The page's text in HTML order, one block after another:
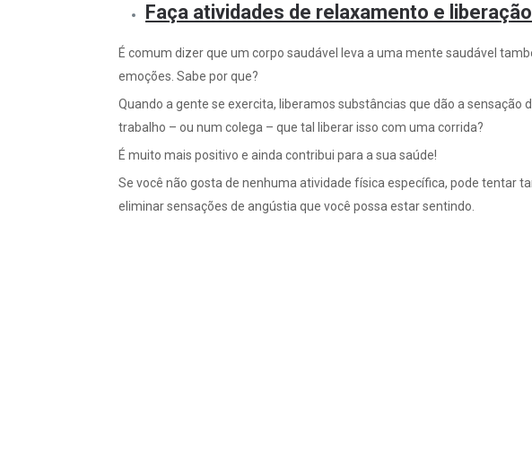
Faça atividades de relaxamento e liberação
É comum dizer que um corpo saudável leva a uma mente saudável
emoções. Sabe por que?
Quando a gente se exercita, liberamos substâncias que dão a
trabalho – ou num colega – que tal liberar isso com uma corrida?
É muito mais positivo e ainda contribui para a sua saúde!
Se você não gosta de nenhuma atividade física específica, pode tentar
eliminar sensações de angústia que você possa estar sentindo.